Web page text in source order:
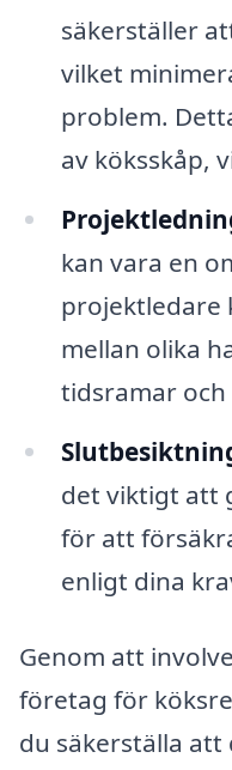
säkerställer
vilket
problem.
av köksskåp,
kan vara en
projektledare
mellan olika
tidsramar
det viktigt att
för att
enligt dina
Genom att
företag för
du säkerställa